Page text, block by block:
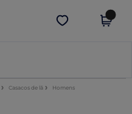
Obter app
Casacos de lã Homens